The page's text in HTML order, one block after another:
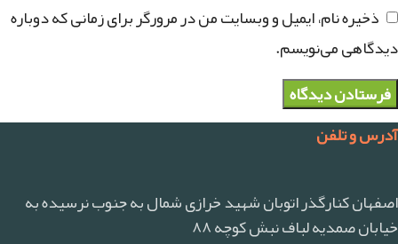
ذخیره نام، ایمیل و وبسایت من در مرورگر برای زمانی که دوباره
دیدگاهی می‌نویسم.
آدرس و تلفن
اصفهان کنارگذر اتوبان شهید خرازی شمال به جنوب نرسیده به
خیابان صمدیه لباف نبش کوچه ۸۸